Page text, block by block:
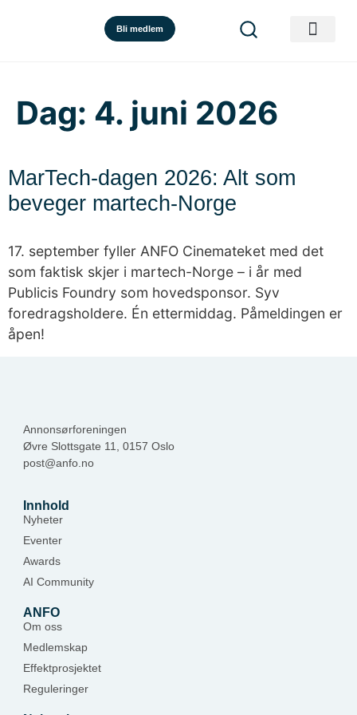
Bli medlem
Dag: 4. juni 2026
MarTech-dagen 2026: Alt som
beveger martech-Norge
17. september fyller ANFO Cinemateket med det
som faktisk skjer i martech-Norge – i år med
Publicis Foundry som hovedsponsor. Syv
foredragsholdere. Én ettermiddag. Påmeldingen er
åpen!
Annonsørforeningen
Øvre Slottsgate 11, 0157 Oslo
post@anfo.no
Innhold
Nyheter
Eventer
Awards
AI Community
ANFO
Om oss
Medlemskap
Effektprosjektet
Reguleringer